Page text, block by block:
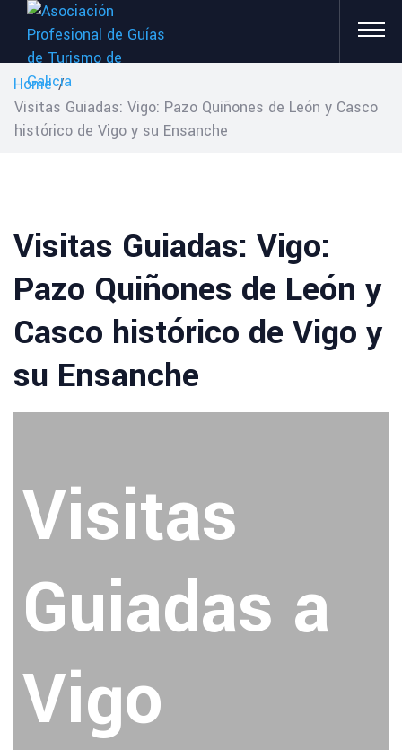
Home /
Visitas Guiadas: Vigo: Pazo Quiñones de León y Casco
histórico de Vigo y su Ensanche
Visitas Guiadas: Vigo:
Pazo Quiñones de León y
Casco histórico de Vigo y
su Ensanche
Visitas
Guiadas a
Vigo